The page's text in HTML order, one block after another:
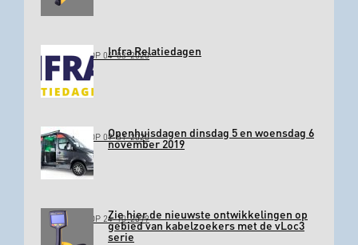
GEPLAATST OP 04-03-2020Infra Relatiedagen
GEPLAATST OP 09-01-2020Openhuisdagen dinsdag 5 en woensdag 6
november 2019
GEPLAATST OP 24-10-2019Zie hier de nieuwste ontwikkelingen op
gebied van kabelzoekers met de vLoc3
serie